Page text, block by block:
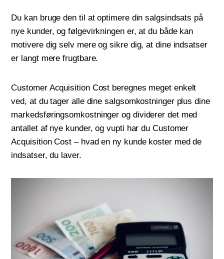
Du kan bruge den til at optimere din salgsindsats på
nye kunder, og følgevirkningen er, at du både kan
motivere dig selv mere og sikre dig, at dine indsatser
er langt mere frugtbare.
Customer Acquisition Cost beregnes meget enkelt
ved, at du tager alle dine salgsomkostninger plus dine
markedsføringsomkostninger og dividerer det med
antallet af nye kunder, og vupti har du Customer
Acquisition Cost – hvad en ny kunde koster med de
indsatser, du laver.